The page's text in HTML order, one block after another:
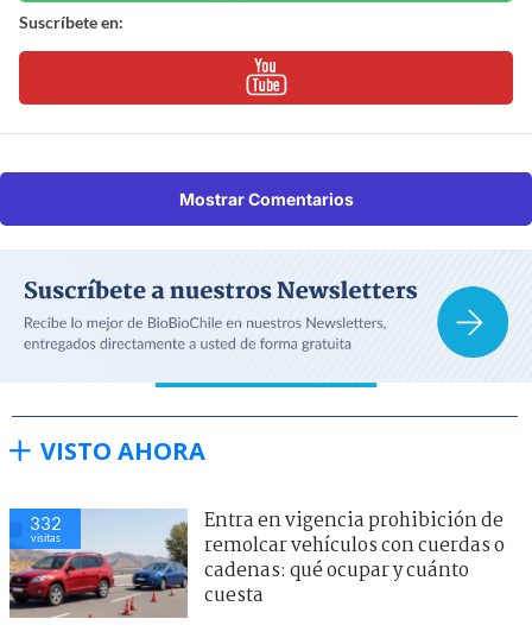
Suscríbete en:
Mostrar Comentarios
VISTO AHORA
332
visitas
Entra en vigencia prohibición de
remolcar vehículos con cuerdas o
cadenas: qué ocupar y cuánto
cuesta